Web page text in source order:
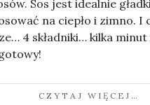
Sos jest idealnie
na ciepło i zimno. I
4 składniki… kilka minut
CZYTAJ WIĘCEJ…